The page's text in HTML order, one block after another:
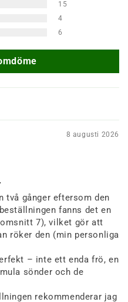
15
4
6
8 augusti 2026
två gånger eftersom den
fanns det en
7), vilket gör att
röker den (min personliga
– inte ett enda frö, en
sönder och de
rekommenderar jag